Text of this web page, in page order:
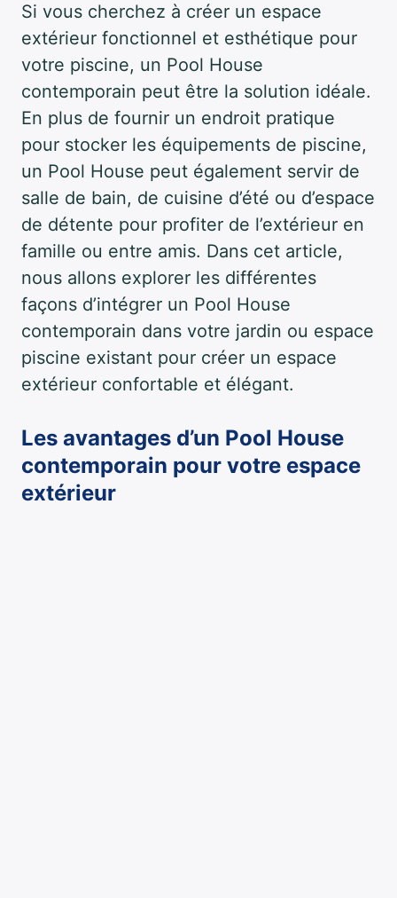
Si vous cherchez à créer un espace
extérieur fonctionnel et esthétique pour
votre piscine, un Pool House
contemporain peut être la solution idéale.
En plus de fournir un endroit pratique
pour stocker les équipements de piscine,
un Pool House peut également servir de
salle de bain, de cuisine d’été ou d’espace
de détente pour profiter de l’extérieur en
famille ou entre amis. Dans cet article,
nous allons explorer les différentes
façons d’intégrer un Pool House
contemporain dans votre jardin ou espace
piscine existant pour créer un espace
extérieur confortable et élégant.
Les avantages d’un Pool House
contemporain pour votre espace
extérieur